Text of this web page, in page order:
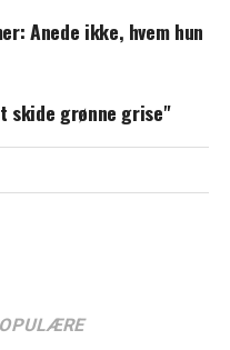
Anede ikke, hvem hun
skide grønne grise"